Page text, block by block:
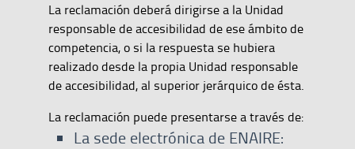
La reclamación deberá dirigirse a la Unidad
responsable de accesibilidad de ese ámbito de
competencia, o si la respuesta se hubiera
realizado desde la propia Unidad responsable
de accesibilidad, al superior jerárquico de ésta.
La reclamación puede presentarse a través de:
La sede electrónica de ENAIRE: